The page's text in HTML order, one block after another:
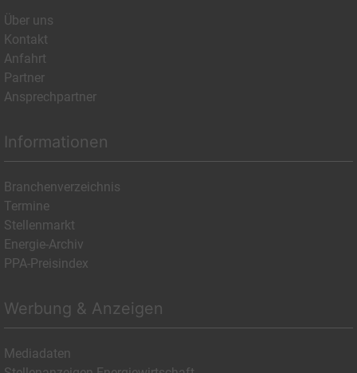
Über uns
Kontakt
Anfahrt
Partner
Ansprechpartner
Informationen
Branchenverzeichnis
Termine
Stellenmarkt
Energie-Archiv
PPA-Preisindex
Werbung & Anzeigen
Mediadaten